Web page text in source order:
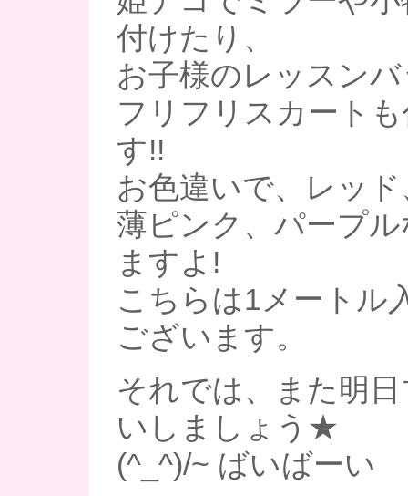
付けたり、
お子様のレッスン
フリフリスカート
す!!
お色違いで、レッ
薄ピンク、パープ
ますよ!
こちらは1メートル
ございます。
それでは、また明
いしましょう★
(^_^)/~ ばいばーい